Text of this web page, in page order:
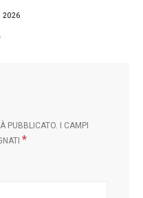
2026
PUBBLICATO. I CAMPI
*